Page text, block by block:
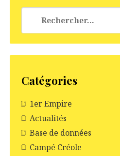
Catégories
1er Empire
Actualités
Base de données
Campé Créole